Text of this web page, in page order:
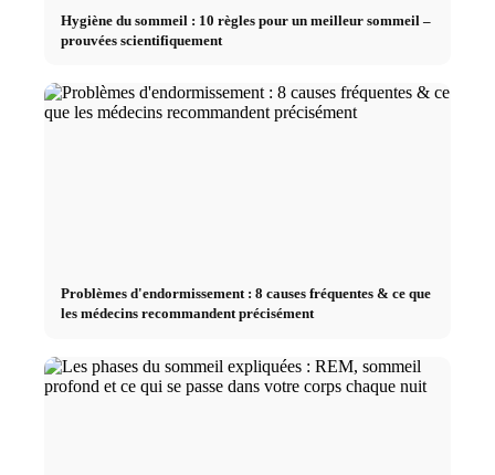
Hygiène du sommeil : 10 règles pour un meilleur sommeil –
prouvées scientifiquement
Problèmes d'endormissement : 8 causes fréquentes & ce que
les médecins recommandent précisément